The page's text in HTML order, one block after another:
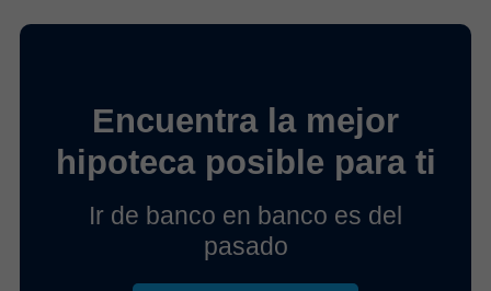
Encuentra la mejor
hipoteca posible para ti
Ir de banco en banco es del
pasado